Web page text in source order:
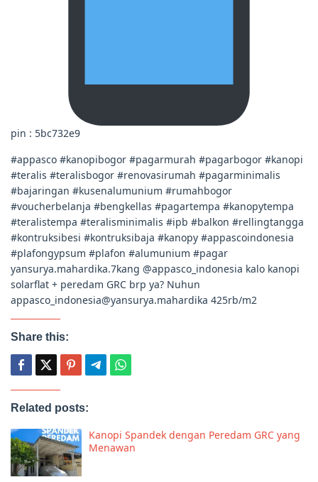
pin : 5bc732e9
#appasco #kanopibogor #pagarmurah #pagarbogor #kanopi
#teralis #teralisbogor #renovasirumah #pagarminimalis
#bajaringan #kusenalumunium #rumahbogor
#voucherbelanja #bengkellas #pagartempa #kanopytempa
#teralistempa #teralisminimalis #ipb #balkon #rellingtangga
#kontruksibesi #kontruksibaja #kanopy #appascoindonesia
#plafongypsum #plafon #alumunium #pagar
yansurya.mahardika.7kang @appasco_indonesia kalo kanopi
solarflat + peredam GRC brp ya? Nuhun
appasco_indonesia@yansurya.mahardika 425rb/m2
Share this:
Related posts:
Kanopi Spandek dengan Peredam GRC yang
Menawan